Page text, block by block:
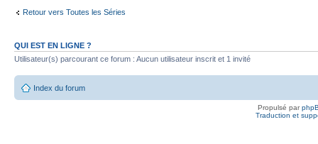
Retour vers Toutes les Séries
QUI EST EN LIGNE ?
Utilisateur(s) parcourant ce forum : Aucun utilisateur inscrit et 1 invité
Index du forum
Propulsé par
Traduction et